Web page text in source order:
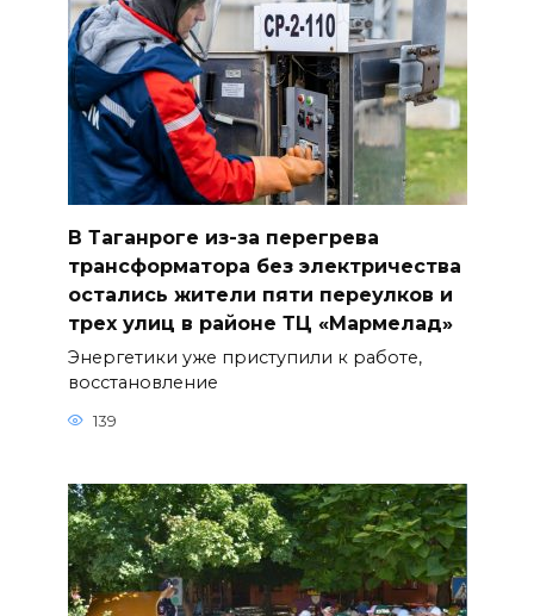
В Таганроге из-за перегрева
трансформатора без электричества
остались жители пяти переулков и
трех улиц в районе ТЦ «Мармелад»
Энергетики уже приступили к работе,
восстановление
139